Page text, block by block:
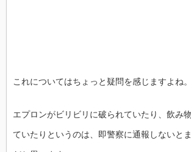
これについてはちょっと疑問を感じますよね。
エプロンがビリビリに破られていたり、飲み
ていたりというのは、即警察に通報しないと